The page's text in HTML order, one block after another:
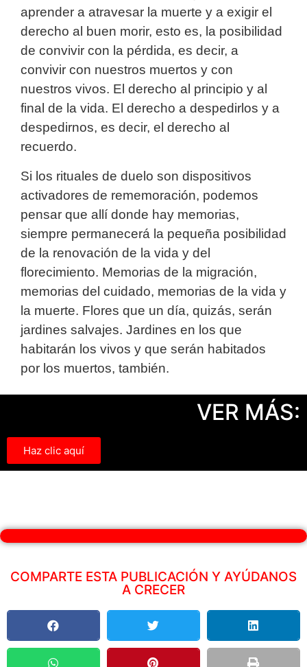
aprender a atravesar la muerte y a exigir el
derecho al buen morir, esto es, la posibilidad
de convivir con la pérdida, es decir, a
convivir con nuestros muertos y con
nuestros vivos. El derecho al principio y al
final de la vida. El derecho a despedirlos y a
despedirnos, es decir, el derecho al
recuerdo.
Si los rituales de duelo son dispositivos
activadores de rememoración, podemos
pensar que allí donde hay memorias,
siempre permanecerá la pequeña posibilidad
de la renovación de la vida y del
florecimiento. Memorias de la migración,
memorias del cuidado, memorias de la vida y
la muerte. Flores que un día, quizás, serán
jardines salvajes. Jardines en los que
habitarán los vivos y que serán habitados
por los muertos, también.
VER MÁS:
Haz clic aquí
COMPARTE ESTA PUBLICACIÓN Y AYÚDANOS
A CRECER